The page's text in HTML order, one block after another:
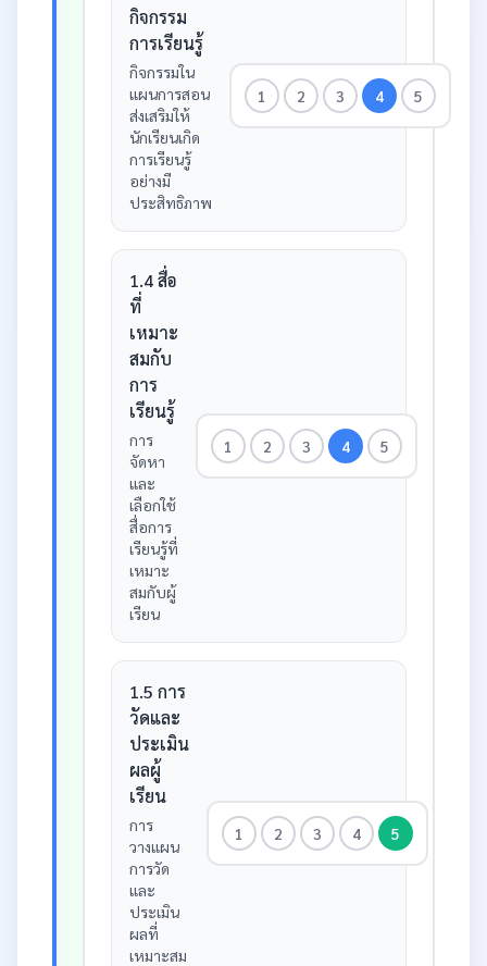
กิจกรรม
การเรียนรู้
กิจกรรมใน
แผนการสอน
ส่งเสริมให้
นักเรียนเกิด
การเรียนรู้
อย่างมี
ประสิทธิภาพ
1 2 3 4 5
1.4 สื่อ
ที่
เหมาะ
สมกับ
การ
เรียนรู้
การ
จัดหา
และ
เลือกใช้
สื่อการ
เรียนรู้ที่
เหมาะ
สมกับผู้
เรียน
1 2 3 4 5
1.5 การ
วัดและ
ประเมิน
ผลผู้
เรียน
การ
วางแผน
การวัด
และ
ประเมิน
ผลที่
เหมาะสม
1 2 3 4 5